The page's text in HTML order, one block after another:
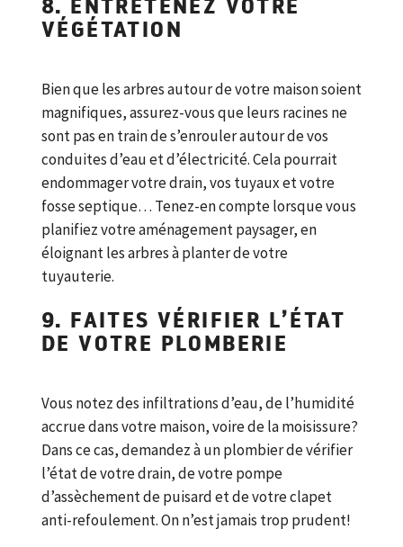
8. ENTRETENEZ VOTRE
VÉGÉTATION
Bien que les arbres autour de votre maison soient
magnifiques, assurez-vous que leurs racines ne
sont pas en train de s’enrouler autour de vos
conduites d’eau et d’électricité. Cela pourrait
endommager votre drain, vos tuyaux et votre
fosse septique… Tenez-en compte lorsque vous
planifiez votre aménagement paysager, en
éloignant les arbres à planter de votre
tuyauterie.
9. FAITES VÉRIFIER L’ÉTAT
DE VOTRE PLOMBERIE
Vous notez des infiltrations d’eau, de l’humidité
accrue dans votre maison, voire de la moisissure?
Dans ce cas, demandez à un plombier de vérifier
l’état de votre drain, de votre pompe
d’assèchement de puisard et de votre clapet
anti-refoulement. On n’est jamais trop prudent!